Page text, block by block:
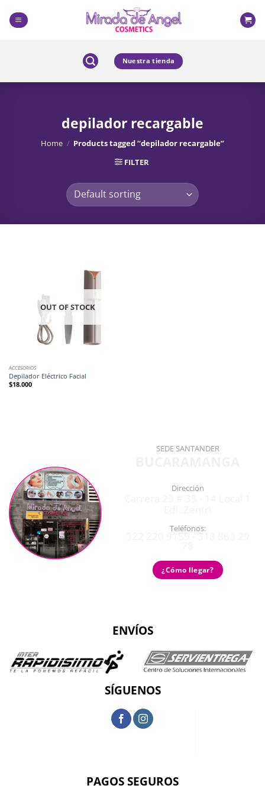
content
Nuestra tienda
depilador recargable
Home / Products tagged “depilador recargable”
FILTER
OUT OF STOCK
ACCESORIOS
Depilador Eléctrico Facial
$18.000
SEDE SANTANDER
Dirección
Teléfonos:
¿Cómo llegar?
ENVÍOS
SÍGUENOS
PAGOS SEGUROS